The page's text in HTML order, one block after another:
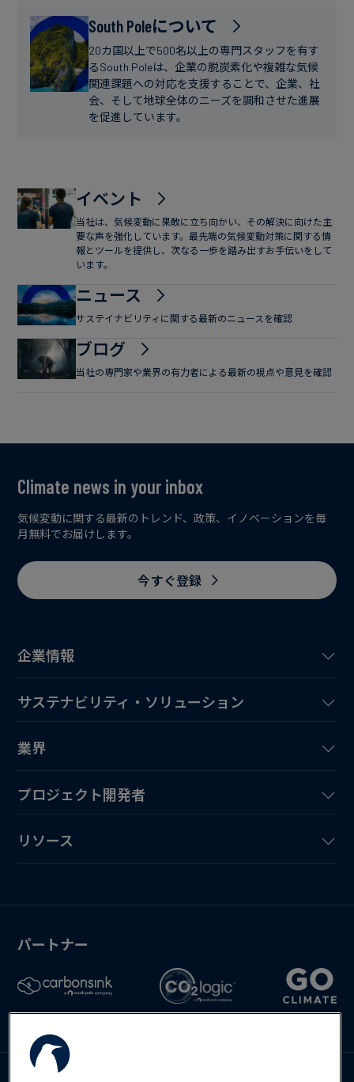
フ
ァ
イ
ナ
ン
ー
ス
South Poleについて
20カ国以上で500名以上の専門スタッフを有す
るSouth Poleは、企業の脱炭素化や複雑な気候
関連課題への対応を支援することで、企業、社
会、そして地球全体のニーズを調和させた進展
を促進しています。
イベント
当社は、気候変動に果敢に立ち向かい、その解決に向けた主
要な声を強化しています。最先端の気候変動対策に関する情
報とツールを提供し、次なる一歩を踏み出すお手伝いをして
います。
ニュース
サステイナビリティに関する最新のニュースを確認
ブログ
当社の専門家や業界の有力者による最新の視点や意見を確認
Deutsch
English
Español
企業情報
サステナビリティ・ソリューション
業界
プロジェクト開発者
リソース
Climate news in your inbox
気候変動に関する最新のトレンド、政策、イノベーションを毎
月無料でお届けします。
今すぐ登録
パートナー